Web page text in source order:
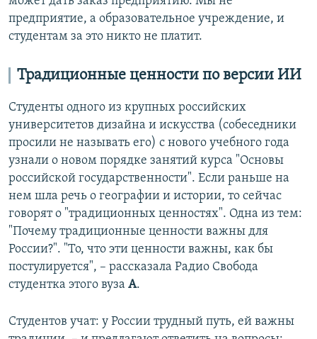
предприятие, а образовательное учреждение, и
студентам за это никто не платит.
Традиционные ценности по версии ИИ
Студенты одного из крупных российских
университетов дизайна и искусства (собеседники
просили не называть его) с нового учебного года
узнали о новом порядке занятий курса "Основы
российской государственности". Если раньше на
нем шла речь о географии и истории, то сейчас
говорят о "традиционных ценностях". Одна из тем:
"Почему традиционные ценности важны для
России?". "То, что эти ценности важны, как бы
постулируется", – рассказала Радио Свобода
студентка этого вуза А.
Студентов учат: у России трудный путь, ей важны